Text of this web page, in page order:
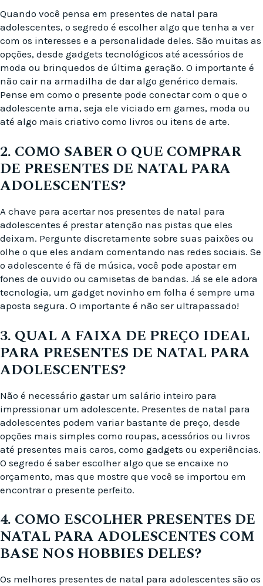
Quando você pensa em presentes de natal para
adolescentes, o segredo é escolher algo que tenha a ver
com os interesses e a personalidade deles. São muitas as
opções, desde gadgets tecnológicos até acessórios de
moda ou brinquedos de última geração. O importante é
não cair na armadilha de dar algo genérico demais.
Pense em como o presente pode conectar com o que o
adolescente ama, seja ele viciado em games, moda ou
até algo mais criativo como livros ou itens de arte.
2. COMO SABER O QUE COMPRAR
DE PRESENTES DE NATAL PARA
ADOLESCENTES?
A chave para acertar nos presentes de natal para
adolescentes é prestar atenção nas pistas que eles
deixam. Pergunte discretamente sobre suas paixões ou
olhe o que eles andam comentando nas redes sociais. Se
o adolescente é fã de música, você pode apostar em
fones de ouvido ou camisetas de bandas. Já se ele adora
tecnologia, um gadget novinho em folha é sempre uma
aposta segura. O importante é não ser ultrapassado!
3. QUAL A FAIXA DE PREÇO IDEAL
PARA PRESENTES DE NATAL PARA
ADOLESCENTES?
Não é necessário gastar um salário inteiro para
impressionar um adolescente. Presentes de natal para
adolescentes podem variar bastante de preço, desde
opções mais simples como roupas, acessórios ou livros
até presentes mais caros, como gadgets ou experiências.
O segredo é saber escolher algo que se encaixe no
orçamento, mas que mostre que você se importou em
encontrar o presente perfeito.
4. COMO ESCOLHER PRESENTES DE
NATAL PARA ADOLESCENTES COM
BASE NOS HOBBIES DELES?
Os melhores presentes de natal para adolescentes são os